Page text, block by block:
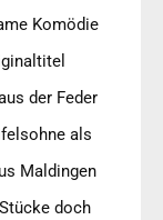
Komödie
der Feder
als
Maldingen
doch